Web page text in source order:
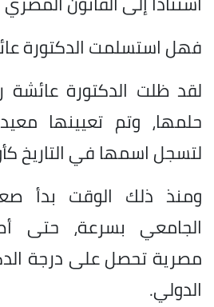
فهل استسلمت الدكتورة
لقد ظلت الدكتورة عائشة
حلمها، وتم تعيينها
لتسجل اسمها في التاريخ
ومنذ ذلك الوقت بدأ
الجامعي بسرعة، حتى
مصرية تحصل على درجة
الدولي.